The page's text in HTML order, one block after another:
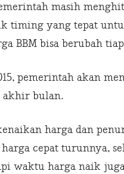
masih
timing yang tepat
BBM bisa berubah
pemerintah akan
akhir bulan.
harga dan
cepat turunnya,
waktu harga naik